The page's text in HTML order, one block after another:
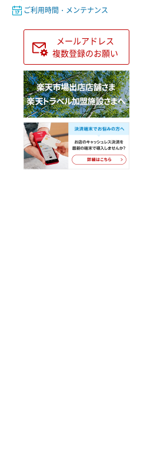
ご利用時間・メンテナンス
メールアドレス
複数登録のお願い